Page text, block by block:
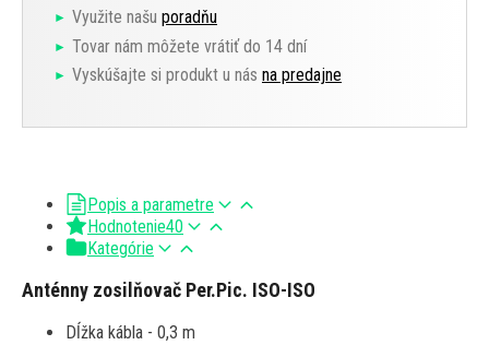
Využite našu poradňu
Tovar nám môžete vrátiť do 14 dní
Vyskúšajte si produkt u nás na predajne
Popis a parametre
Hodnotenie40
Kategórie
Anténny zosilňovač Per.Pic. ISO-ISO
Dĺžka kábla - 0,3 m